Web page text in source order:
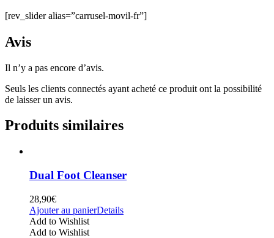
[rev_slider alias=”carrusel-movil-fr”]
Avis
Il n’y a pas encore d’avis.
Seuls les clients connectés ayant acheté ce produit ont la possibilité
de laisser un avis.
Produits similaires
Dual Foot Cleanser
28,90€
Ajouter au panierDetails
Add to Wishlist
Add to Wishlist